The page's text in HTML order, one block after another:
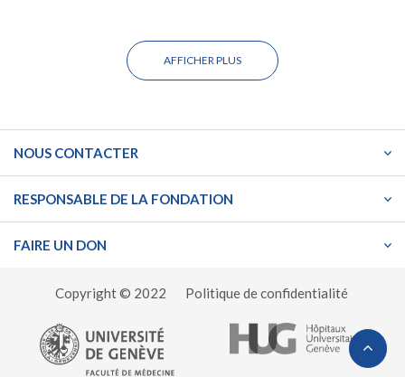
AFFICHER PLUS
NOUS CONTACTER
RESPONSABLE DE LA FONDATION
FAIRE UN DON
Copyright © 2022 Politique de confidentialité